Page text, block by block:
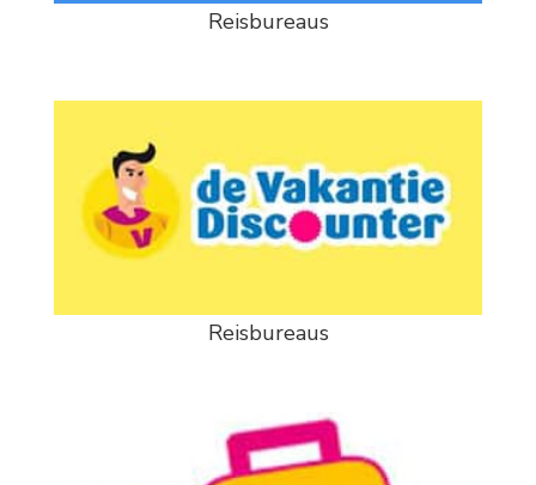
Reisbureaus
Reisbureaus